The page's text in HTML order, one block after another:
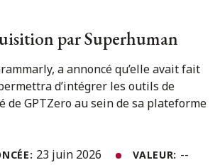
par Superhuman
a annoncé qu’elle avait fait
d’intégrer les outils de
GPTZero au sein de sa plateforme
23 juin 2026 VALEUR: --